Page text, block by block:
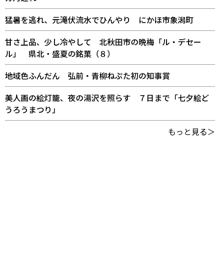
猛暑を逃れ、元滝伏流水でひんやり にかほ市象潟町
甘さ上品、少し冷やして 北秋田市の晩梅「ル・デセー
ル」 県北・盛夏の銘菓（８）
地域色ふんだん 弘前・青柳ねぷた初の知事賞
美人画の絵灯籠、夜の湯沢を照らす ７日まで「七夕絵ど
うろうまつり」
もっと見る＞